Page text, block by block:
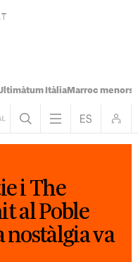
ItàliaMarroc menors
i The
al Poble
nostàlgia va